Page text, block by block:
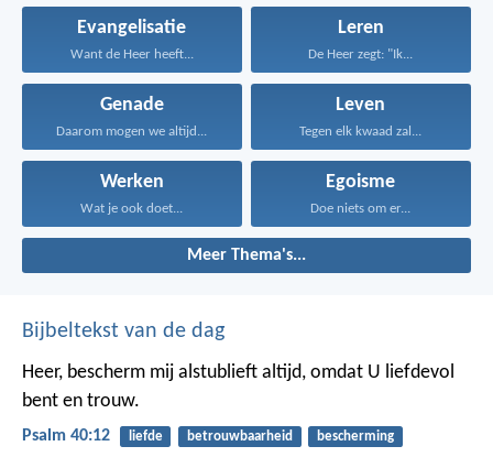
Evangelisatie
Want de Heer heeft...
Leren
De Heer zegt: "Ik...
Genade
Daarom mogen we altijd...
Leven
Tegen elk kwaad zal...
Werken
Wat je ook doet...
Egoisme
Doe niets om er...
Meer Thema's...
Bijbeltekst van de dag
Heer, bescherm mij alstublieft altijd, omdat U liefdevol
bent en trouw.
Psalm 40:12 liefde betrouwbaarheid bescherming